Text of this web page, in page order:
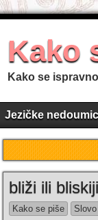
Kako
Kako se
Jezičke
bliži ili bliskiji
Kako se piše